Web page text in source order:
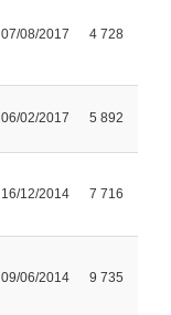
07/08/2017 4 728
06/02/2017 5 892
16/12/2014 7 716
09/06/2014 9 735